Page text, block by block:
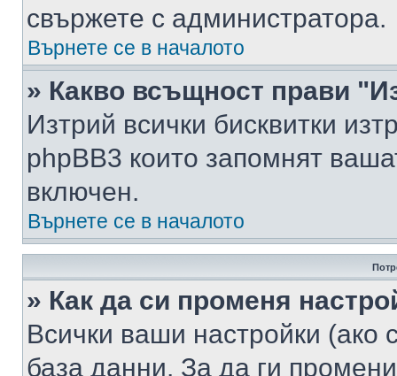
свържете с администратора.
Върнете се в началото
» Какво всъщност прави
Изтрий всички бисквитки
phpBB3 които запомнят
включен.
Върнете се в началото
» Как да си променя
Всички ваши настройки (ако
база данни. За да ги